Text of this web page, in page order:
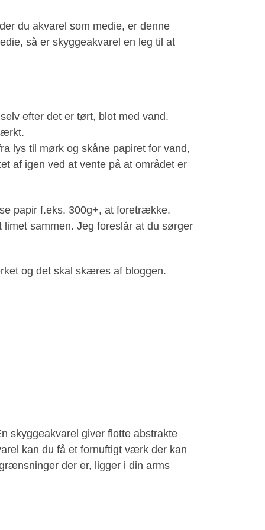
du akvarel som medie, er denne
så er skyggeakvarel en leg til at
efter det er tørt, blot med vand.
lys til mørk og skåne papiret for vand,
af igen ved at vente på at området er
papir f.eks. 300g+, at foretrække.
sammen. Jeg foreslår at du sørger
og det skal skæres af bloggen.
skyggeakvarel giver flotte abstrakte
kan du få et fornuftigt værk der kan
der er, ligger i din arms